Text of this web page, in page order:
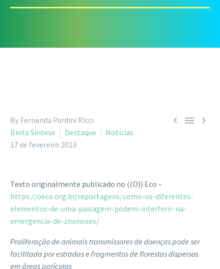
  
By Fernanda Pardini Ricci
Biota Síntese
Destaque
Notícias
17 de fevereiro 2023
Texto originalmente publicado no ((O)) Eco –
https://oeco.org.br/reportagens/como-os-diferentes-
elementos-de-uma-paisagem-podem-interferir-na-
emergencia-de-zoonoses/
Proliferação de animais transmissores de doenças pode ser
facilitada por estradas e fragmentos de florestas dispersos
em áreas agrícolas